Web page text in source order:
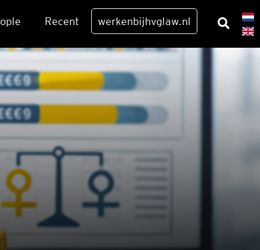
Recent werkenbijhvglaw.nl